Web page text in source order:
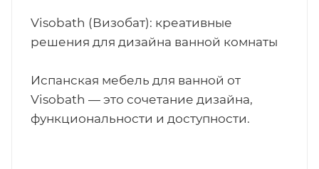
Visobath (Визобат): креативные
решения для дизайна ванной комнаты
Испанская мебель для ванной от
Visobath — это сочетание дизайна,
функциональности и доступности.